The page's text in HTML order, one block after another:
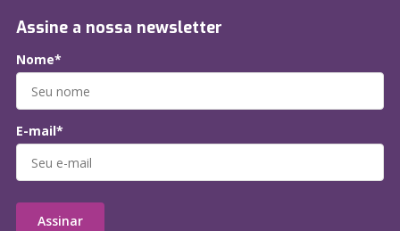
Assine a nossa newsletter
Nome*
E-mail*
Assinar